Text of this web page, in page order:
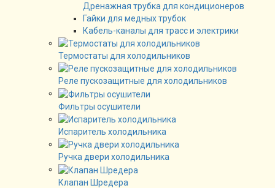
Дренажная трубка для кондиционеров
Гайки для медных трубок
Кабель-каналы для трасс и электрики
Термостаты для холодильников
Реле пускозащитные для холодильников
Фильтры осушители
Испаритель холодильника
Ручка двери холодильника
Клапан Шредера